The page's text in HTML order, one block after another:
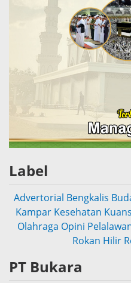
Label
Advertorial Bengkalis
Kampar Kesehatan
Olahraga Opini
Rokan Hilir
PT Bukara